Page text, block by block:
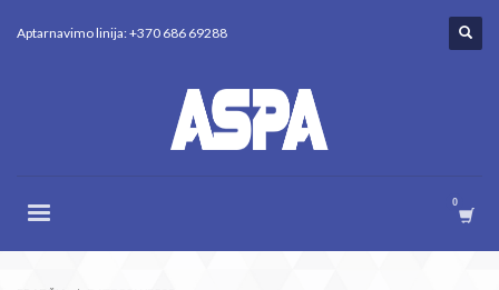
Aptarnavimo linija: +370 686 69288